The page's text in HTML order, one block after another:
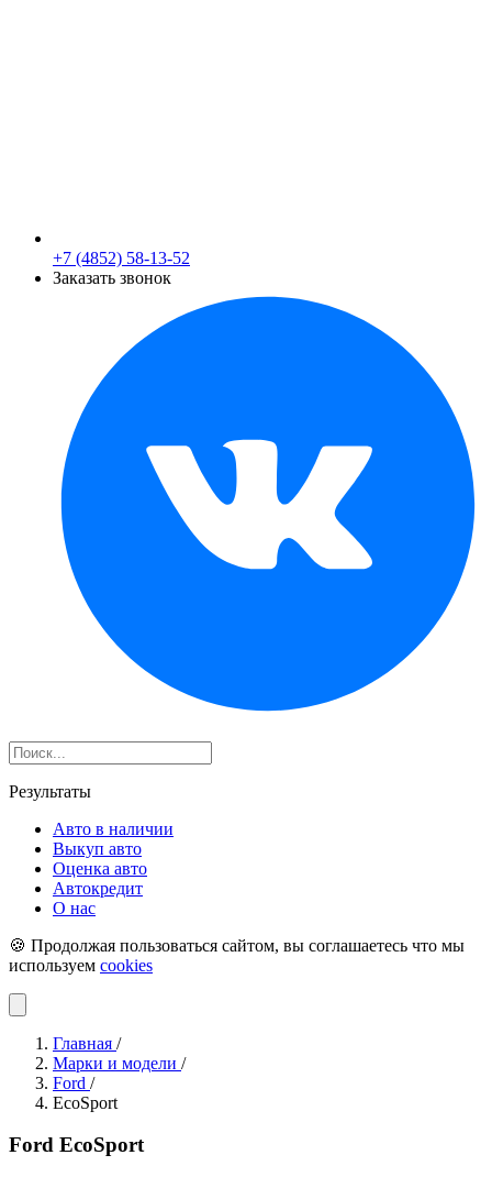
+7 (4852) 58-13-52
Заказать звонок
Результаты
Авто в наличии
Выкуп авто
Оценка авто
Автокредит
О нас
🍪 Продолжая пользоваться сайтом, вы соглашаетесь что мы
используем cookies
Главная /
Марки и модели /
Ford /
EcoSport
Ford EcoSport